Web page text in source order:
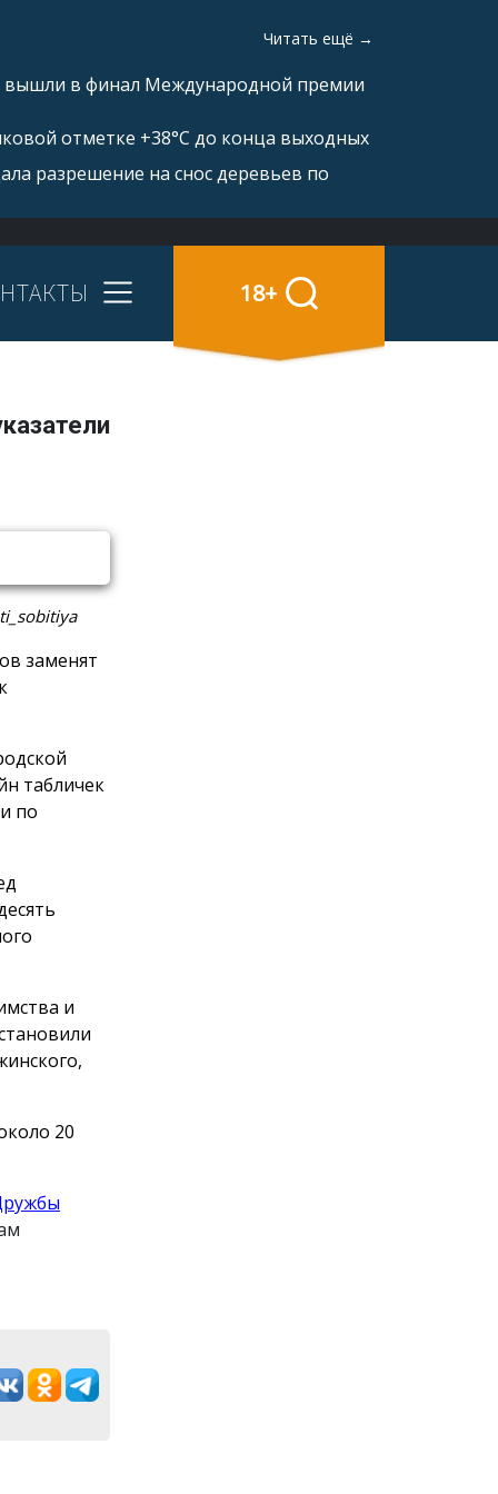
Читать ещё →
вышли в финал Международной премии
отметке +38°С до конца выходных
разрешение на снос деревьев по
18+
заменят
табличек
по
и
20